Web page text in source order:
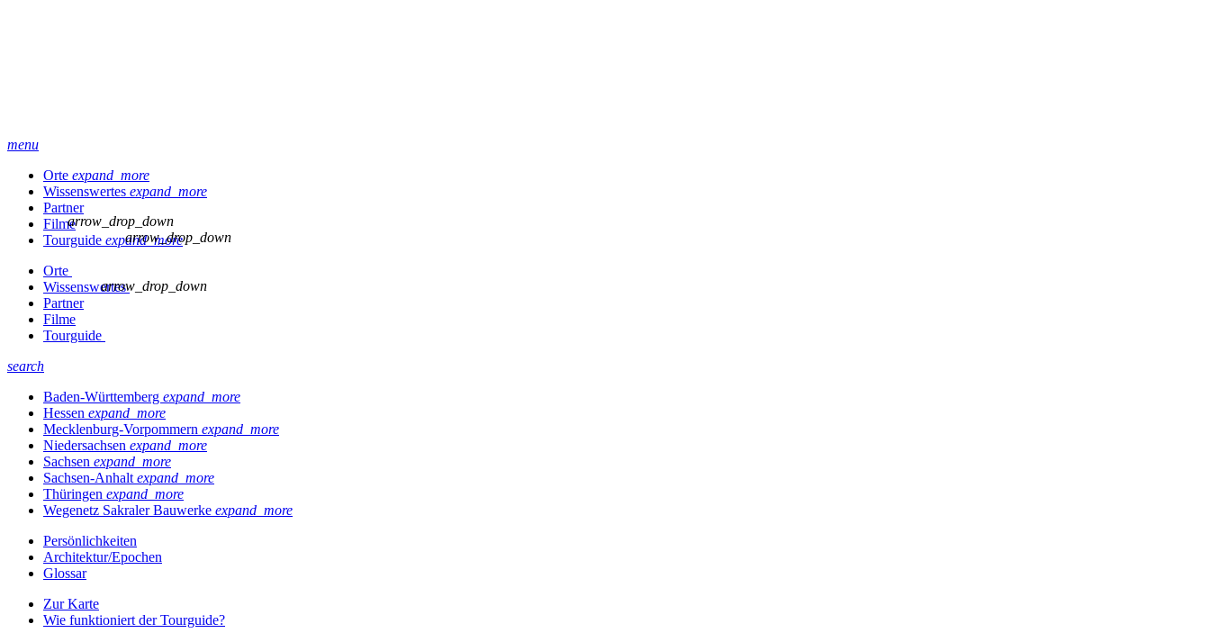
menu
Orte expand_more
Wissenswertes expand_more
Partner
Filme
Tourguide expand_more
Orte
arrow_drop_down
Wissenswertes
arrow_drop_down
Partner
Filme
Tourguide
arrow_drop_down
search
Baden-Württemberg expand_more
Hessen expand_more
Mecklenburg-Vorpommern expand_more
Niedersachsen expand_more
Sachsen expand_more
Sachsen-Anhalt expand_more
Thüringen expand_more
Wegenetz Sakraler Bauwerke expand_more
Persönlichkeiten
Architektur/Epochen
Glossar
Zur Karte
Wie funktioniert der Tourguide?